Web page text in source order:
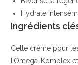
Hydrate
Ingrédients
Cette crème pour
l’Omega-Komplex